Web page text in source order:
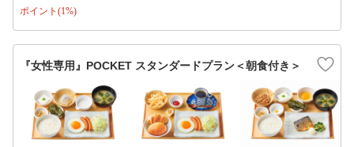
ポイント(1%)
『女性専用』POCKET スタンダードプラン＜朝食付き＞